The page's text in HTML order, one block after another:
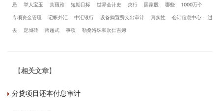
忌 举人宝玉 芙丽雅 短期目标 世界会计史 央行 国家股 哪些 1000万个
专项资金管理 记帐外汇 中汇银行 设备购置费支出审计 真实性 会计信息中心 过
去 定城砖 跨越式 事项 勒桑洛珠和次仁吉姆
【相关文章】
分贷项目还本付息审计